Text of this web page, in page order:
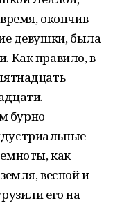
окончив
девушки, была
Как правило, в
бурно
как
весной и
его на